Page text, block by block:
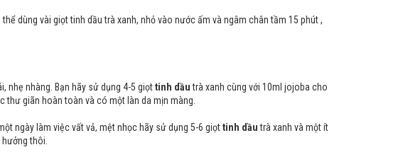
dùng vài giọt tinh dầu trà xanh, nhỏ vào nước ấm và ngâm chân tầm 15 phút ,
nhẹ nhàng. Bạn hãy sử dụng 4-5 giọttinh dầutrà xanh cùng với 10ml jojoba cho
giãn hoàn toàn và có một làn da mịn màng.
ngày làm việc vất vả, mệt nhọc hãy sử dụng 5-6 giọttinh dầutrà xanh và một ít
thôi.